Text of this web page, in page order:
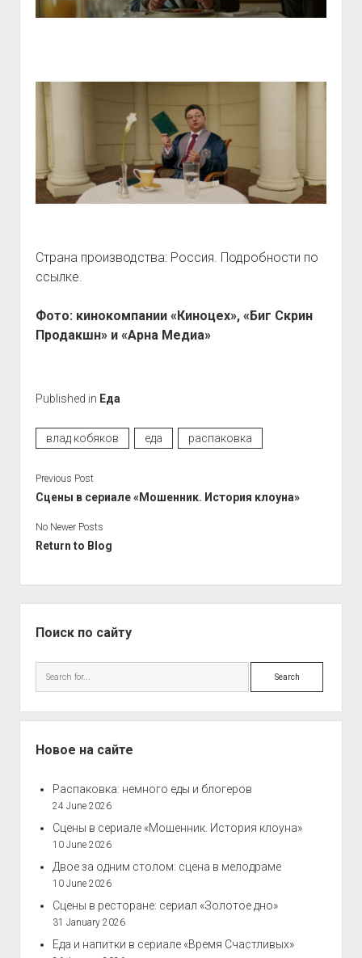
Страна производства: Россия. Подробности по
ссылке.
Фото: кинокомпании «Киноцех», «Биг Скрин
Продакшн» и «Арна Медиа»
Published in Еда
влад кобяков еда распаковка
Previous Post
Сцены в сериале «Мошенник. История клоуна»
No Newer Posts
Return to Blog
Поиск по сайту
Search
Новое на сайте
Распаковка: немного еды и блогеров
24 June 2026
Сцены в сериале «Мошенник. История клоуна»
10 June 2026
Двое за одним столом: сцена в мелодраме
10 June 2026
Сцены в ресторане: сериал «Золотое дно»
31 January 2026
Еда и напитки в сериале «Время Счастливых»